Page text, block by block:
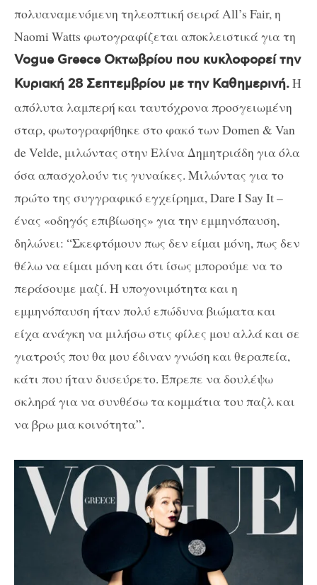
πολυαναμενόμενη τηλεοπτική σειρά All’s Fair, η
Naomi Watts φωτογραφίζεται αποκλειστικά για τη
Vogue Greece Οκτωβρίου που κυκλοφορεί την
Κυριακή 28 Σεπτεμβρίου με την Καθημερινή.Η
απόλυτα λαμπερή και ταυτόχρονα προσγειωμένη
σταρ, φωτογραφήθηκε στο φακό των Domen & Van
de Velde, μιλώντας στην Ελίνα Δημητριάδη για όλα
όσα απασχολούν τις γυναίκες. Μιλώντας για το
πρώτο της συγγραφικό εγχείρημα, Dare I Say It –
ένας «οδηγός επιβίωσης» για την εμμηνόπαυση,
δηλώνει: “Σκεφτόμουν πως δεν είμαι μόνη, πως δεν
θέλω να είμαι μόνη και ότι ίσως μπορούμε να το
περάσουμε μαζί. Η υπογονιμότητα και η
εμμηνόπαυση ήταν πολύ επώδυνα βιώματα και
είχα ανάγκη να μιλήσω στις φίλες μου αλλά και σε
γιατρούς που θα μου έδιναν γνώση και θεραπεία,
κάτι που ήταν δυσεύρετο. Έπρεπε να δουλέψω
σκληρά για να συνθέσω τα κομμάτια του παζλ και
να βρω μια κοινότητα”.